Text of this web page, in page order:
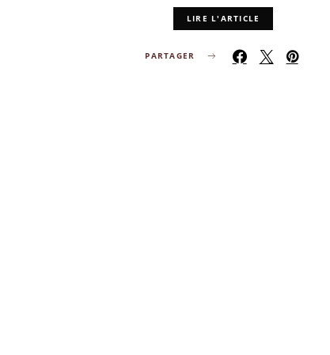
LIRE L'ARTICLE
PARTAGER